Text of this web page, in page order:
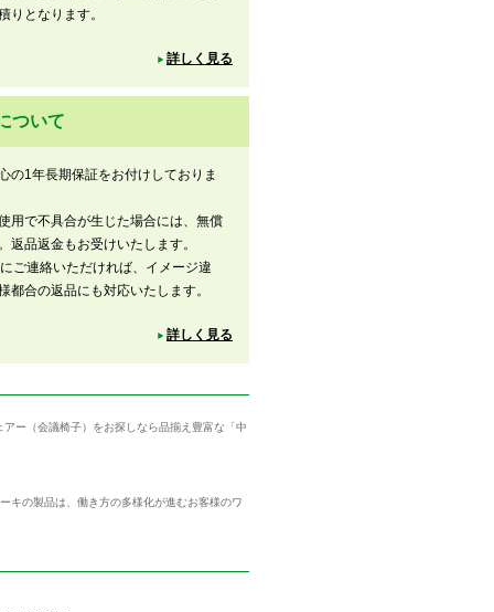
りとなります。
詳しく見る
ついて
の1年長期保証をお付けしておりま
用で不具合が生じた場合には、無償
返品返金もお受けいたします。
ご連絡いただければ、イメージ違
都合の返品にも対応いたします。
詳しく見る
ー（会議椅子）をお探しなら品揃え豊富な「中
キの製品は、働き方の多様化が進むお客様のワ